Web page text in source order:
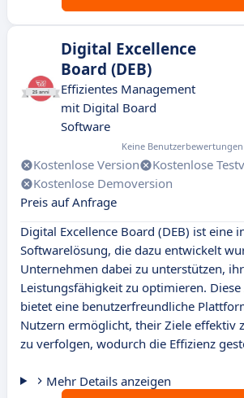
Digital Excellence
Board (DEB)
Effizientes Management
mit Digital Board
Software
Keine Benutzerbewertungen
Kostenlose Version
Kostenlose
Kostenlose Demoversion
Preis auf Anfrage
Digital Excellence Board (DEB) ist eine
Softwarelösung, die dazu entwickelt
Unternehmen dabei zu unterstützen,
Leistungsfähigkeit zu optimieren.
bietet eine benutzerfreundliche
Nutzern ermöglicht, their Ziele effektiv
zu verfolgen, wodurch die Effizienz
Mehr Details anzeigen